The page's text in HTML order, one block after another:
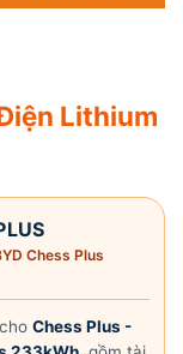
Lithium
Chess Plus
Chess Plus -